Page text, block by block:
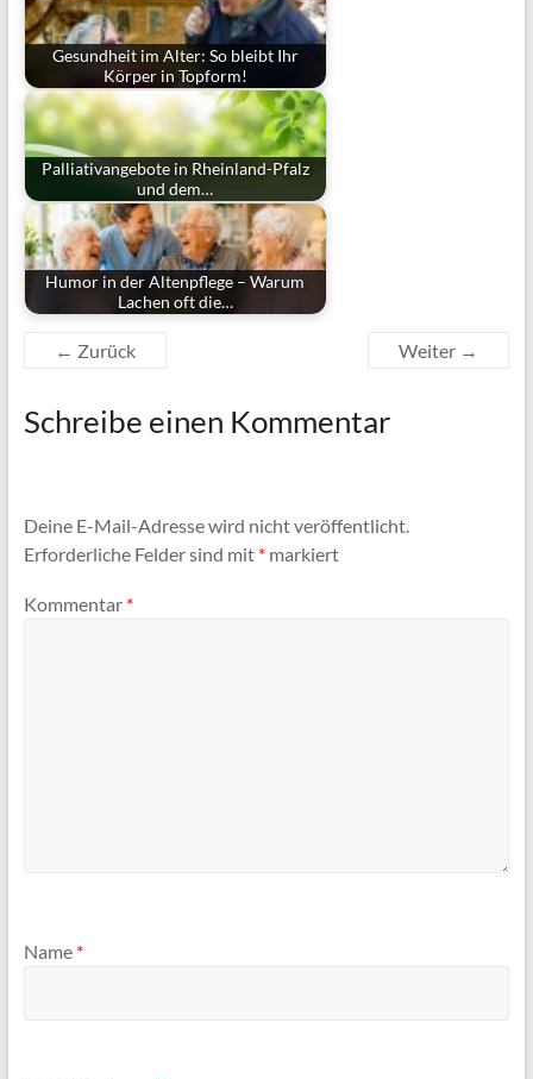
Gesundheit im Alter: So bleibt Ihr
Körper in Topform!
Palliativangebote in Rheinland-Pfalz
und dem…
Humor in der Altenpflege – Warum
Lachen oft die…
← Zurück Weiter →
Schreibe einen Kommentar
Deine E-Mail-Adresse wird nicht veröffentlicht.
Erforderliche Felder sind mit *markiert
Kommentar *
Name *